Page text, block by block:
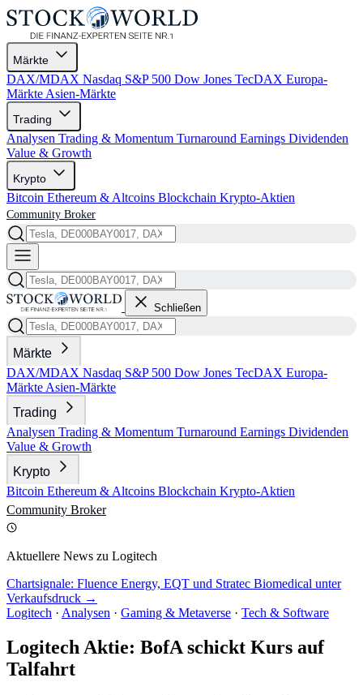
Märkte
DAX/MDAX Nasdaq S&P 500 Dow Jones TecDAX Europa-
Märkte Asien-Märkte
Trading
Analysen Trading & Momentum Turnaround Earnings Dividenden
Value & Growth
Krypto
Bitcoin Ethereum & Altcoins Blockchain Krypto-Aktien
Community Broker
Schließen
Märkte
DAX/MDAX Nasdaq S&P 500 Dow Jones TecDAX Europa-
Märkte Asien-Märkte
Trading
Analysen Trading & Momentum Turnaround Earnings Dividenden
Value & Growth
Krypto
Bitcoin Ethereum & Altcoins Blockchain Krypto-Aktien
Community Broker
Aktuellere News zu Logitech
Chartsignale: Fluence Energy, EQT und Stratec Biomedical unter
Verkaufsdruck →
Logitech · Analysen · Gaming & Metaverse · Tech & Software
Logitech Aktie: BofA schickt Kurs auf
Talfahrt